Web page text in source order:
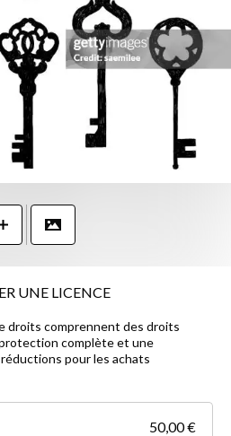
UNE LICENCE
droits comprennent des droits
complète et une
pour les achats
50,00 €